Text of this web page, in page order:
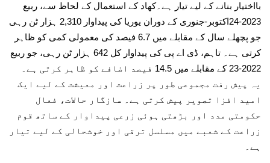
بااختیار بنانے کے لیے تیار ہے۔کھاد کے استعمال کے لحاظ سے، ربیع
2023-24اکتوبر-جنوری کے دوران یوریا کی پیداوار 2,310 ہزار ٹن رہی
جو پچھلے سال کے مقابلے میں 6.7 فیصد کی معمولی کمی کو ظاہر
کرتی ہے۔ تاہم، ڈی اے پی کی پیداوار کل 642 ہزار ٹن رہی، جو ربیع
2022-23 کے مقابلے میں 14.5 فیصد اضافے کو ظاہر کرتی ہے۔
یہ پیش رفت مجموعی طور پر زراعت اور معیشت کے لیے ایک
امید افزا تصویر پیش کرتی ہے۔ سازگار حالات، فعال
حکومتی مدد اور بڑھتی ہوئی زرعی پیداوار کے ساتھ قوم
زراعت کے شعبے میں مسلسل ترقی اور خوشحالی کے لیے تیار
ہے۔